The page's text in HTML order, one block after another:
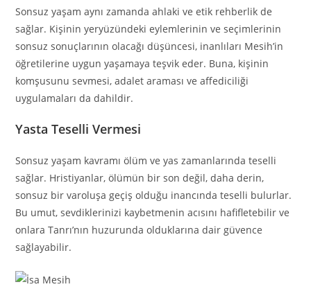
Sonsuz yaşam aynı zamanda ahlaki ve etik rehberlik de
sağlar. Kişinin yeryüzündeki eylemlerinin ve seçimlerinin
sonsuz sonuçlarının olacağı düşüncesi, inanlıları Mesih’in
öğretilerine uygun yaşamaya teşvik eder. Buna, kişinin
komşusunu sevmesi, adalet araması ve affediciliği
uygulamaları da dahildir.
Yasta Teselli Vermesi
Sonsuz yaşam kavramı ölüm ve yas zamanlarında teselli
sağlar. Hristiyanlar, ölümün bir son değil, daha derin,
sonsuz bir varoluşa geçiş olduğu inancında teselli bulurlar.
Bu umut, sevdiklerinizi kaybetmenin acısını hafifletebilir ve
onlara Tanrı’nın huzurunda olduklarına dair güvence
sağlayabilir.